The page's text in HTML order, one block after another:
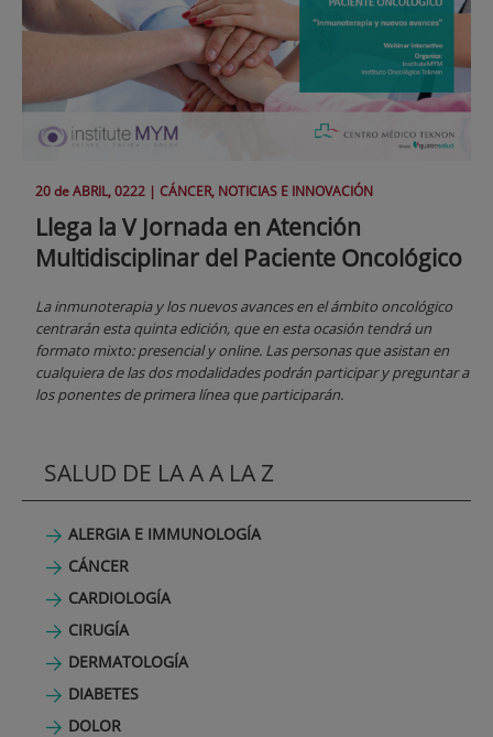
20 deABRIL, 0222 | CÁNCER, NOTICIAS E INNOVACIÓN
Llega la V Jornada en Atención
Multidisciplinar del Paciente Oncológico
La inmunoterapia y los nuevos avances en el ámbito oncológico
centrarán esta quinta edición, que en esta ocasión tendrá un
formato mixto: presencial y online. Las personas que asistan en
cualquiera de las dos modalidades podrán participar y preguntar a
los ponentes de primera línea que participarán.
SALUD DE LA A A LA Z
ALERGIA E IMMUNOLOGÍA
CÁNCER
CARDIOLOGÍA
CIRUGÍA
DERMATOLOGÍA
DIABETES
DOLOR